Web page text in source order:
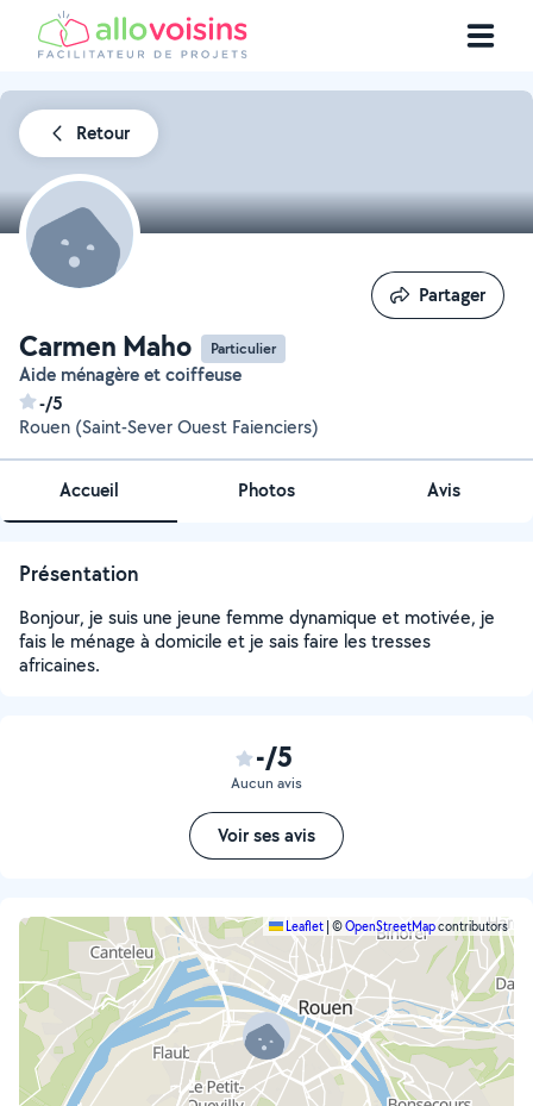
Retour
Carmen Maho Particulier
Aide ménagère et coiffeuse
-/5
Rouen (Saint-Sever Ouest Faienciers)
Partager
Partager
Accueil Photos Avis
Présentation
Bonjour, je suis une jeune femme dynamique et motivée, je
fais le ménage à domicile et je sais faire les tresses
africaines.
-/5
Aucun avis
Voir ses avis
Leaflet ©OpenStreetMapcontributors